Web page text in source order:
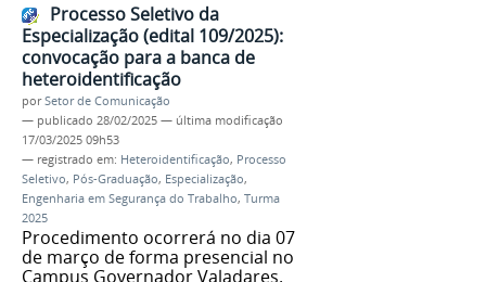
Processo Seletivo da
Especialização (edital 109/2025):
convocação para a banca de
heteroidentificação
porSetor de Comunicação
— publicado 28/02/2025 — última modificação
17/03/2025 09h53
— registrado em: Heteroidentificação, Processo
Seletivo, Pós-Graduação, Especialização,
Engenharia em Segurança do Trabalho, Turma
2025
Procedimento ocorrerá no dia 07
de março de forma presencial no
Campus Governador Valadares.